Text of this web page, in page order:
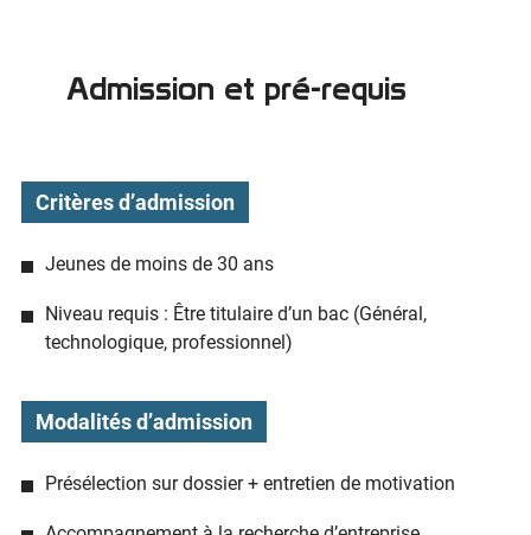
Admission et pré-requis
Critères d’admission
Jeunes de moins de 30 ans
Niveau requis : Être titulaire d’un bac (Général,
technologique, professionnel)
Modalités d’admission
Présélection sur dossier + entretien de motivation